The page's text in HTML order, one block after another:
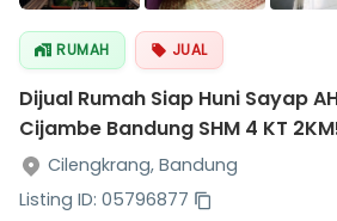
RUMAH JUAL
Dijual Rumah Siap Huni Sayap
Cijambe Bandung SHM 4 KT
Cilengkrang, Bandung
Listing ID: 05796877